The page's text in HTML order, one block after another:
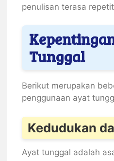
penulisan terasa
Tunggal
Berikut merupakan
penggunaan ayat
Kedudukan
Ayat tunggal adalah